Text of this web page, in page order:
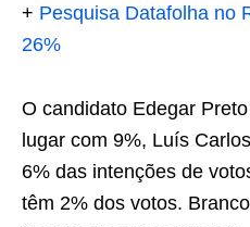
+ Pesquisa Datafolha no
26%
O candidato Edegar
lugar com 9%, Luís
6% das intenções de
têm 2% dos votos.